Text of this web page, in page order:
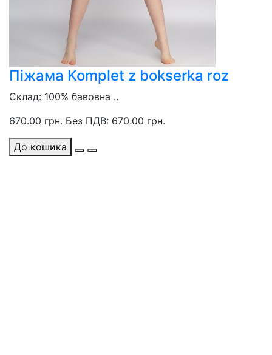
Піжама Komplet z bokserka roz
Склад: 100% бавовна ..
670.00 грн. Без ПДВ: 670.00 грн.
До кошика